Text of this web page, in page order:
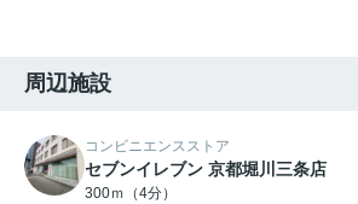
周辺施設
コンビニエンスストア
セブンイレブン 京都堀川三条店
300ｍ（4分）